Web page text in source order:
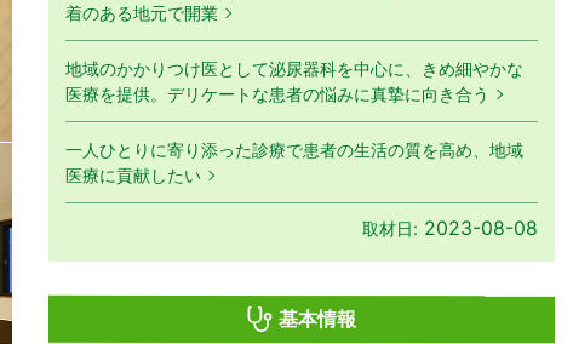
着のある地元で開業
地域のかかりつけ医として泌尿器科を中心に、きめ細やかな
医療を提供。デリケートな患者の悩みに真摯に向き合う
一人ひとりに寄り添った診療で患者の生活の質を高め、地域
医療に貢献したい
取材日: 2023-08-08
基本情報